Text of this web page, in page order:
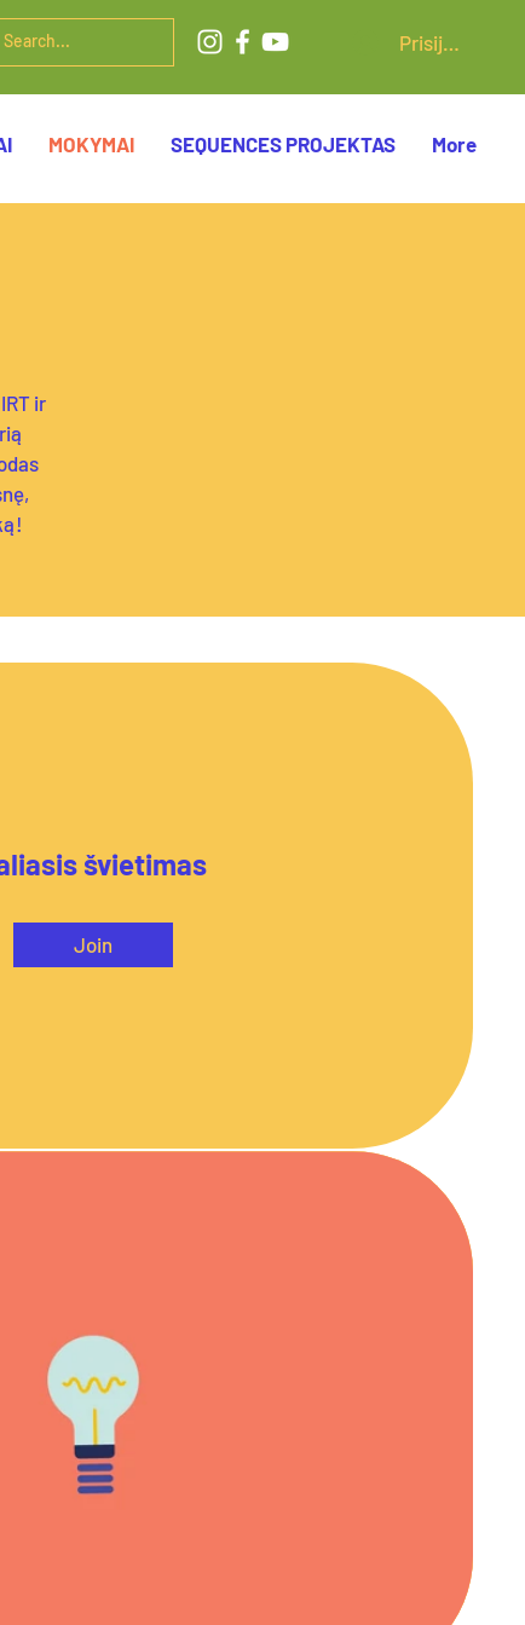
Prisijungti
MOKYMAI SEQUENCES PROJEKTAS More
ir
švietimas
Join